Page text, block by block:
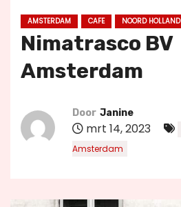
AMSTERDAM CAFE NOORD HOLLAND
Nimatrasco BV
Amsterdam
Door Janine
mrt 14, 2023
Amsterdam